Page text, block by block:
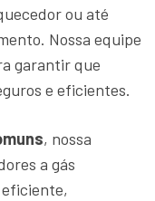
ou até
Nossa equipe
garantir que
e eficientes.
, nossa
a gás